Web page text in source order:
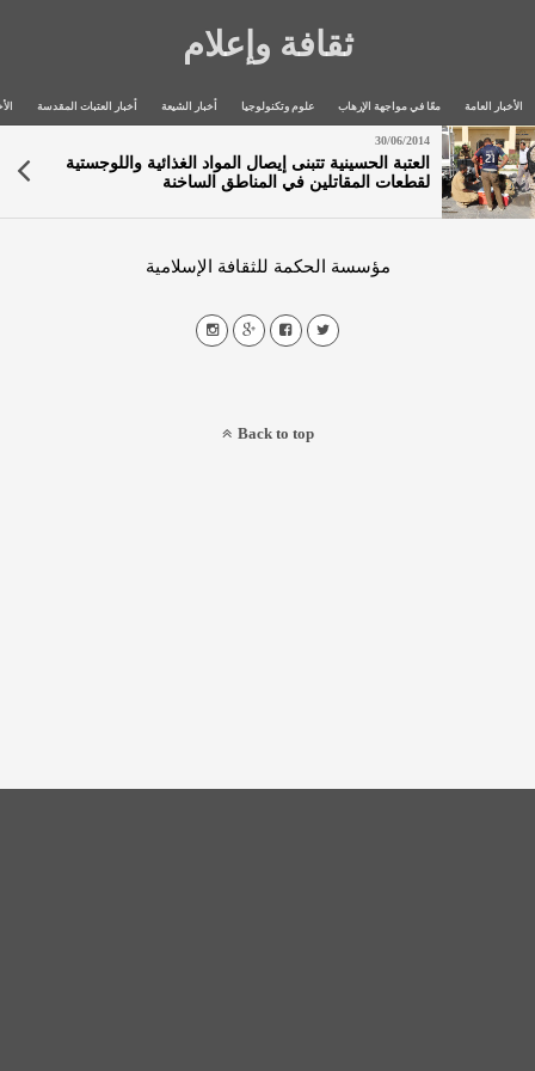
ثقافة وإعلام
الأخبار العامة معًا في مواجهة الإرهاب علوم وتكنولوجيا أخبار الشيعة أخبار العتبات المقدسة
30/06/2014
العتبة الحسينية تتبنى إيصال المواد الغذائية واللوجستية
لقطعات المقاتلين في المناطق الساخنة
مؤسسة الحكمة للثقافة الإسلامية
Back to top